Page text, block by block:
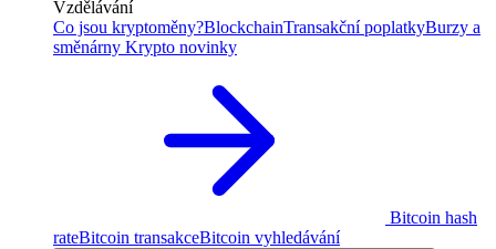
Vzdělávání
Co jsou kryptoměny?BlockchainTransakční poplatkyBurzy a
směnárny Krypto novinky
Bitcoin hash
rateBitcoin transakceBitcoin vyhledávání